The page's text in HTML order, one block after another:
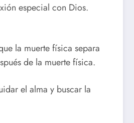
especial con Dios.
la muerte física separa
de la muerte física.
el alma y buscar la